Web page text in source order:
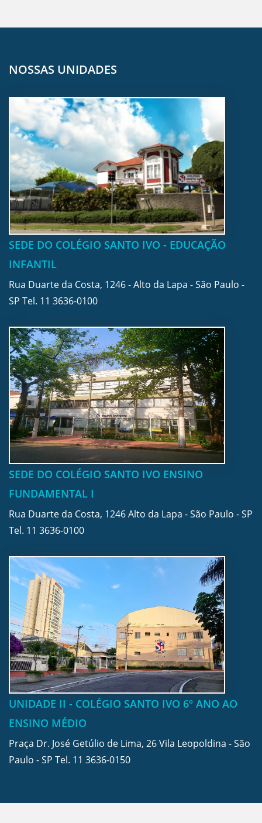
NOSSAS UNIDADES
SEDE DO COLÉGIO SANTO IVO - EDUCAÇÃO
INFANTIL
Rua Duarte da Costa, 1246 - Alto da Lapa - São Paulo -
SP Tel. 11 3636-0100
SEDE DO COLÉGIO SANTO IVO ENSINO
FUNDAMENTAL I
Rua Duarte da Costa, 1246 Alto da Lapa - São Paulo - SP
Tel. 11 3636-0100
UNIDADE II - COLÉGIO SANTO IVO 6º ANO AO
ENSINO MÉDIO
Praça Dr. José Getúlio de Lima, 26 Vila Leopoldina - São
Paulo - SP Tel. 11 3636-0150